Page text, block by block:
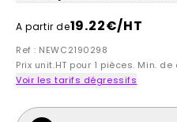
A partir de19.22€/HT
Ref : NEWC2190298
Prix unit.HT pour 1 pièces. Min.
Voir les tarifs dégressifs